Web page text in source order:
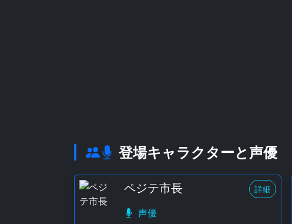
登場キャラクターと声優
ペジテ市長 詳細
声優